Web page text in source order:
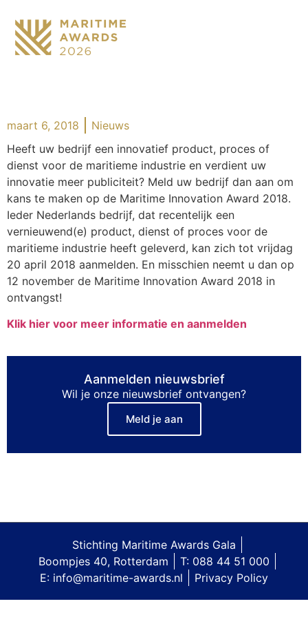
maart 6, 2018
Nieuws
Heeft uw bedrijf een innovatief product, proces of
dienst voor de maritieme industrie en verdient uw
innovatie meer publiciteit? Meld uw bedrijf dan aan om
kans te maken op de Maritime Innovation Award 2018.
Ieder Nederlands bedrijf, dat recentelijk een
vernieuwend(e) product, dienst of proces voor de
maritieme industrie heeft geleverd, kan zich tot vrijdag
20 april 2018 aanmelden. En misschien neemt u dan op
12 november de Maritime Innovation Award 2018 in
ontvangst!
Klik hier voor meer informatie en aanmelden
Aanmelden nieuwsbrief
Wil je onze nieuwsbrief ontvangen?
Meld je aan
Stichting Maritime Awards Gala
Boompjes 40, Rotterdam
T: 088 44 51 000
E: info@maritime-awards.nl
Privacy Policy